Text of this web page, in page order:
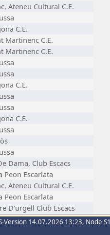
Ateneu Cultural C.E.
C.E.
Martinenc C.E.
Martinenc C.E.
C.E.
C.E.
Dama, Club Escacs
Peon Escarlata
Ateneu Cultural C.E.
Peon Escarlata
D'urgell Club Escacs
Version 14.07.2026 13:23, Node S1